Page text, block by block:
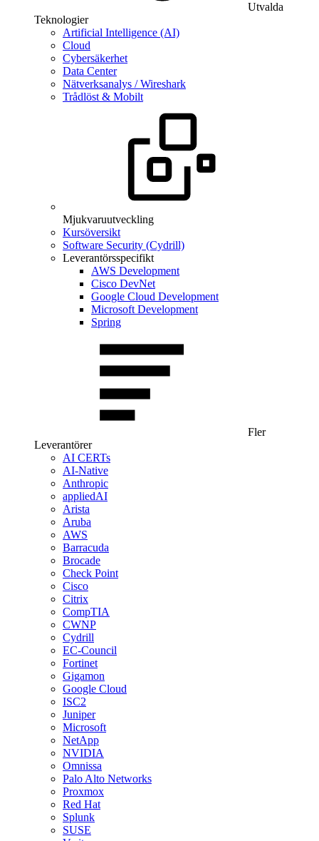
Utvalda
Teknologier
Artificial Intelligence (AI)
Cloud
Cybersäkerhet
Data Center
Nätverksanalys / Wireshark
Trådlöst & Mobilt
Mjukvaruutveckling
Kursöversikt
Software Security (Cydrill)
Leverantörsspecifikt
AWS Development
Cisco DevNet
Google Cloud Development
Microsoft Development
Spring
Fler
Leverantörer
AI CERTs
AI-Native
Anthropic
appliedAI
Arista
Aruba
AWS
Barracuda
Brocade
Check Point
Cisco
Citrix
CompTIA
CWNP
Cydrill
EC-Council
Fortinet
Gigamon
Google Cloud
ISC2
Juniper
Microsoft
NetApp
NVIDIA
Omnissa
Palo Alto Networks
Proxmox
Red Hat
Splunk
SUSE